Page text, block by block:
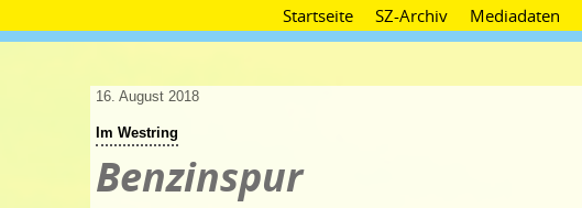
Startseite SZ-Archiv Mediadaten
16. August 2018
Im Westring
Benzinspur